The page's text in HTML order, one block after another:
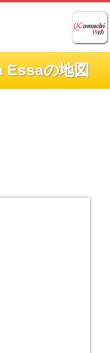
の地図